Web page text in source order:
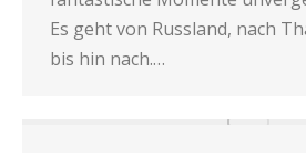
Es geht von Russland, nach
bis hin nach.…